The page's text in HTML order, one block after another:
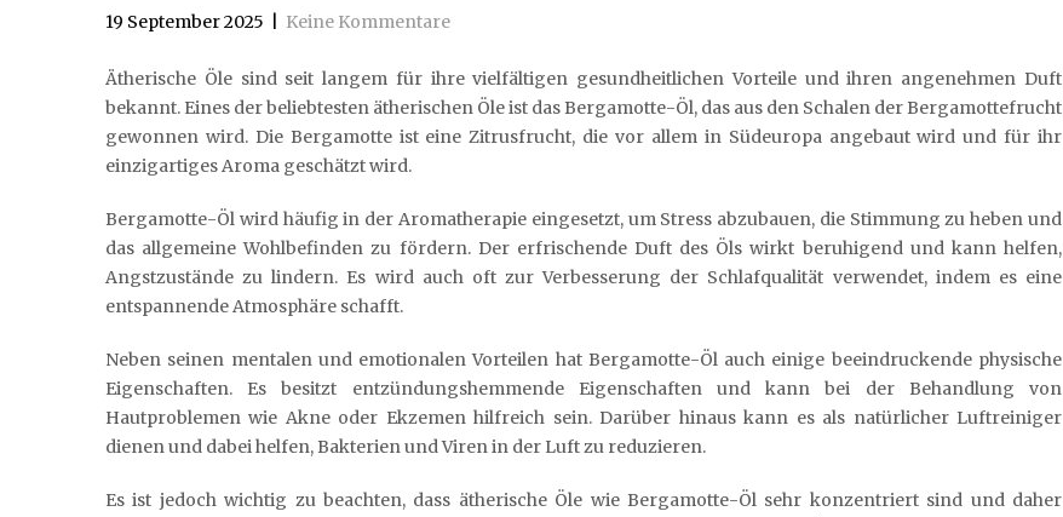
19 September 2025 Keine Kommentare
Ätherische Öle sind seit langem für ihre vielfältigen gesundheitlichen Vorteile und ihren angenehmen Duft
bekannt. Eines der beliebtesten ätherischen Öle ist das Bergamotte-Öl, das aus den Schalen der Bergamottefrucht
gewonnen wird. Die Bergamotte ist eine Zitrusfrucht, die vor allem in Südeuropa angebaut wird und für ihr
einzigartiges Aroma geschätzt wird.
Bergamotte-Öl wird häufig in der Aromatherapie eingesetzt, um Stress abzubauen, die Stimmung zu heben und
das allgemeine Wohlbefinden zu fördern. Der erfrischende Duft des Öls wirkt beruhigend und kann helfen,
Angstzustände zu lindern. Es wird auch oft zur Verbesserung der Schlafqualität verwendet, indem es eine
entspannende Atmosphäre schafft.
Neben seinen mentalen und emotionalen Vorteilen hat Bergamotte-Öl auch einige beeindruckende physische
Eigenschaften. Es besitzt entzündungshemmende Eigenschaften und kann bei der Behandlung von
Hautproblemen wie Akne oder Ekzemen hilfreich sein. Darüber hinaus kann es als natürlicher Luftreiniger
dienen und dabei helfen, Bakterien und Viren in der Luft zu reduzieren.
Es ist jedoch wichtig zu beachten, dass ätherische Öle wie Bergamotte-Öl sehr konzentriert sind und daher